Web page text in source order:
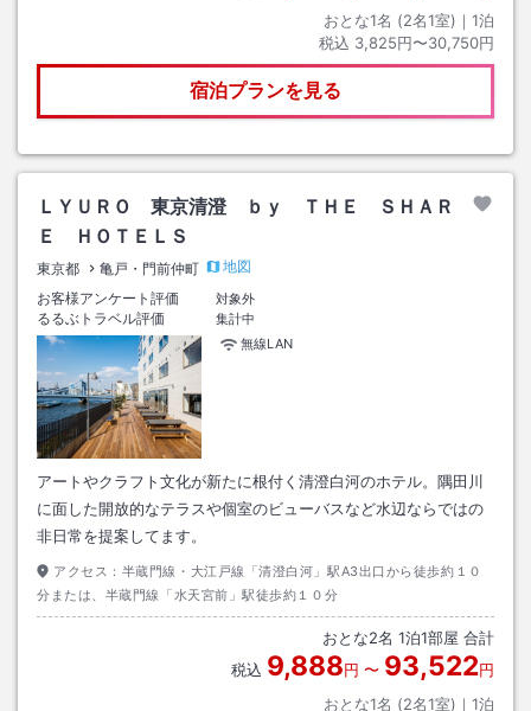
おとな1名 (2名1室)｜ 1泊
税込 3,825円〜30,750円
宿泊プランを見る
ＬＹＵＲＯ 東京清澄 ｂｙ ＴＨＥ ＳＨＡＲ
Ｅ ＨＯＴＥＬＳ
東京都 亀戸・門前仲町
地図
お客様アンケート評価
対象外
るるぶトラベル評価
集計中
無線LAN
アートやクラフト文化が新たに根付く清澄白河のホテル。隅田川
に面した開放的なテラスや個室のビューバスなど水辺ならではの
非日常を提案してます。
アクセス： 半蔵門線・大江戸線「清澄白河」駅A3出口から徒歩約１０
分または、半蔵門線「水天宮前」駅徒歩約１０分
おとな2名 1泊1部屋 合計
税込 9,888円 〜 93,522円
おとな1名 (2名1室)｜ 1泊